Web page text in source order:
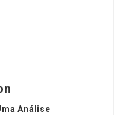
Análise